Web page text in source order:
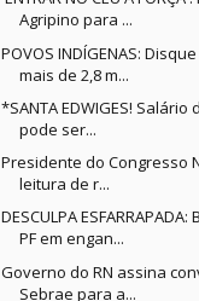
Agripino para ...
POVOS INDÍGENAS:
mais de 2,8 m...
*SANTA EDWIGES!
pode ser...
Presidente do Congresso
leitura de r...
DESCULPA
PF em engan...
Governo do RN assina
Sebrae para a...